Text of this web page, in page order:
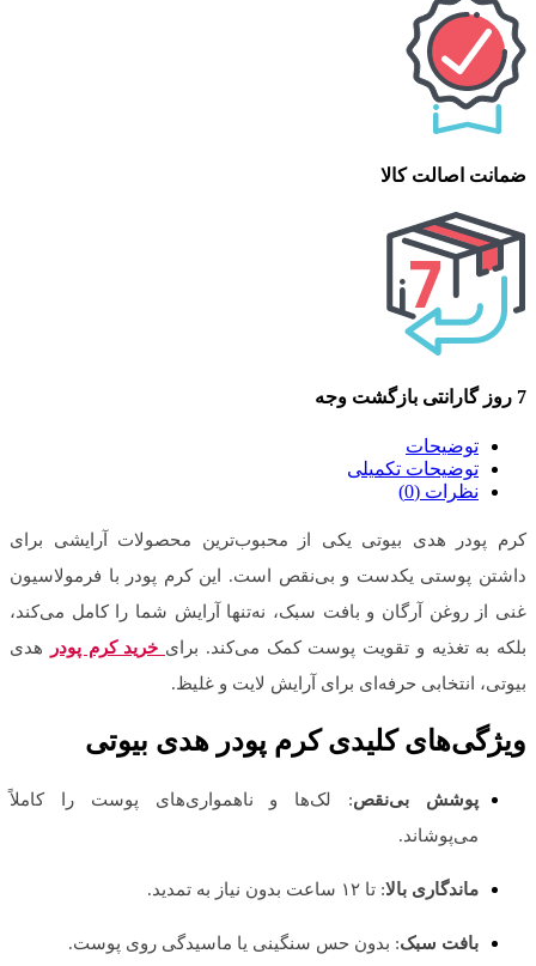
ضمانت اصالت کالا
7 روز گارانتی بازگشت وجه
توضیحات
توضیحات تکمیلی
نظرات (0)
کرم پودر هدی بیوتی یکی از محبوب‌ترین محصولات آرایشی برای
داشتن پوستی یکدست و بی‌نقص است. این کرم پودر با فرمولاسیون
غنی از روغن آرگان و بافت سبک، نه‌تنها آرایش شما را کامل می‌کند،
بلکه به تغذیه و تقویت پوست کمک می‌کند. برای خرید کرم پودر
هدی
بیوتی، انتخابی حرفه‌ای برای آرایش لایت و غلیظ.
ویژگی‌های کلیدی کرم پودر هدی بیوتی
پوشش بی‌نقص: لک‌ها و ناهمواری‌های پوست را کاملاً
می‌پوشاند.
ماندگاری بالا: تا ۱۲ ساعت بدون نیاز به تمدید.
بافت سبک: بدون حس سنگینی یا ماسیدگی روی پوست.